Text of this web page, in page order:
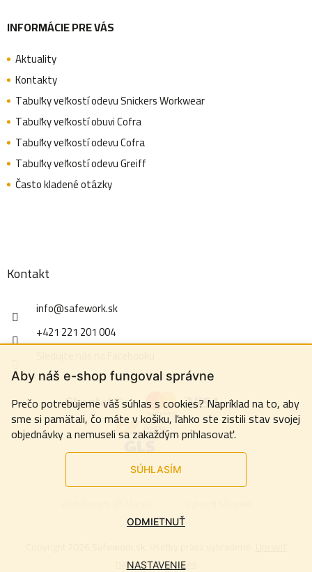
Aby náš e-shop fungoval správne
Prečo potrebujeme váš súhlas s cookies? Napríklad na to, aby
sme si pamätali, čo máte v košiku, ľahko ste zistili stav svojej
objednávky a nemuseli sa zakaždým prihlasovať.
SÚHLASÍM
NASTAVENIE
ODMIETNUŤ
eINFORMÁCIE PRE VÁS
Aktuality
Kontakty
Tabuľky veľkostí odevu Snickers Workwear
Tabuľky veľkostí obuvi Cofra
Tabuľky veľkostí odevu Cofra
Tabuľky veľkostí odevu Greiff
Často kladené otázky
Kontakt
info@safework.sk
+421 221 201 004
nastavenie cookies